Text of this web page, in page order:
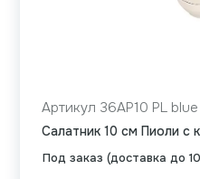
Под заказ (доставка до
Артикул 36AP10 PL blue
Салатник 10 см Пиоли с